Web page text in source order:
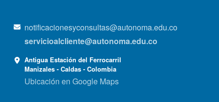
notificacionesyconsultas@autonoma.edu.co
servicioalcliente@autonoma.edu.co
Antigua Estación del Ferrocarril
Manizales - Caldas - Colombia
Ubicación en Google Maps